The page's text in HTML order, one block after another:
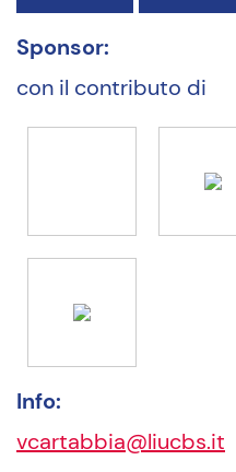
Sponsor:
con il contributo di
Info:
vcartabbia@liucbs.it